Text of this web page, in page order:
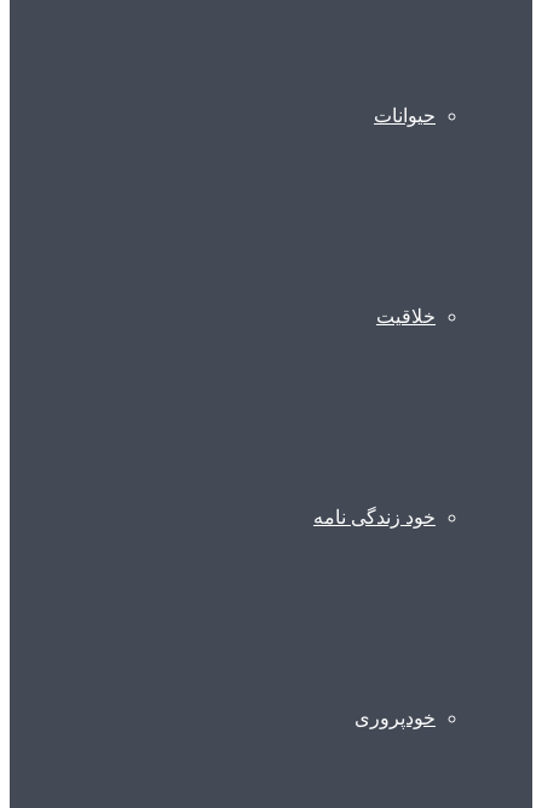
حیوانات
خلاقیت
خود زندگی نامه
خودپروری